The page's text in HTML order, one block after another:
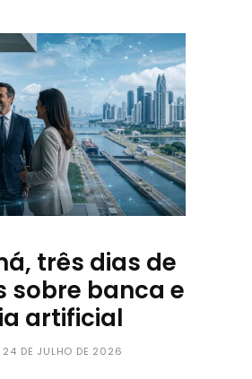
três dias de
sobre banca e
artificial
24 DE JULHO DE 2026